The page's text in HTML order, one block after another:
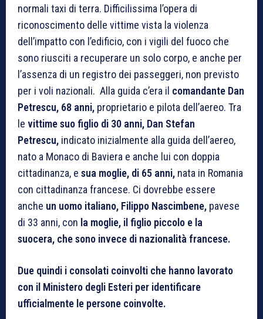
normali taxi di terra. Difficilissima l’opera di
riconoscimento delle vittime vista la violenza
dell’impatto con l’edificio, con i vigili del fuoco che
sono riusciti a recuperare un solo corpo, e anche per
l’assenza di un registro dei passeggeri, non previsto
per i voli nazionali. Alla guida c’era il comandante Dan
Petrescu, 68 anni, proprietario e pilota dell’aereo. Tra
le vittime suo figlio di 30 anni, Dan Stefan
Petrescu, indicato inizialmente alla guida dell’aereo,
nato a Monaco di Baviera e anche lui con doppia
cittadinanza, e sua moglie, di 65 anni, nata in Romania
con cittadinanza francese. Ci dovrebbe essere
anche un uomo italiano, Filippo Nascimbene, pavese
di 33 anni, con la moglie, il figlio piccolo e la
suocera, che sono invece di nazionalità francese.
Due quindi i consolati coinvolti che hanno lavorato
con il Ministero degli Esteri per identificare
ufficialmente le persone coinvolte.